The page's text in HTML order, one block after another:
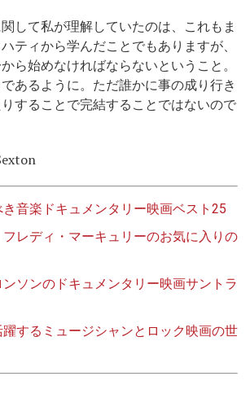
関して私が理解していたのは、これもま
ティから学んだことでもありますが、
ら始めなければならないということ。
あるように。ただ誰かに事の成り行き
することで完結することではないので
音楽ドキュメンタリー映画ベスト25
フレディ・マーキュリーのお気に入りの
ンソンのドキュメンタリー映画サントラ
するミュージシャンとロック映画の世